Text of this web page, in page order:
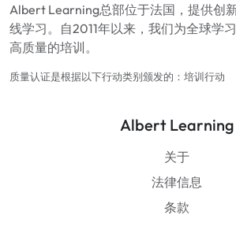
Albert Learning总部位于法国，提供创
线学习。自2011年以来，我们为全球学
高质量的培训。
质量认证是根据以下行动类别颁发的：培训行动
Albert Learning
关于
法律信息
条款